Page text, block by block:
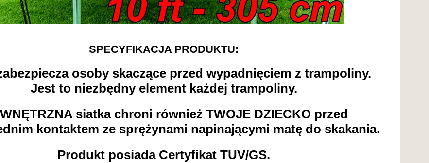
SPECYFIKACJA PRODUKTU:
osoby skaczące przed wypadnięciem z trampoliny.
Jest to niezbędny element każdej trampoliny.
siatka chroni również TWOJE DZIECKO przed
kontaktem ze sprężynami napinającymi matę do skakania.
Produkt posiada Certyfikat TUV/GS.